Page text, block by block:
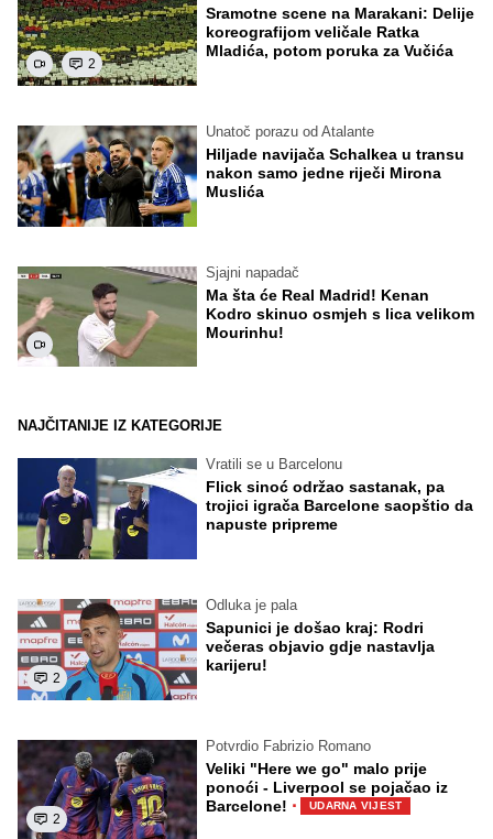
2
Sramotne scene na Marakani: Delije
koreografijom veličale Ratka
Mladića, potom poruka za Vučića
Unatoč porazu od Atalante
Hiljade navijača Schalkea u transu
nakon samo jedne riječi Mirona
Muslića
Sjajni napadač
Ma šta će Real Madrid! Kenan
Kodro skinuo osmjeh s lica velikom
Mourinhu!
NAJČITANIJE IZ KATEGORIJE
Vratili se u Barcelonu
Flick sinoć održao sastanak, pa
trojici igrača Barcelone saopštio da
napuste pripreme
2
Odluka je pala
Sapunici je došao kraj: Rodri
večeras objavio gdje nastavlja
karijeru!
2
Potvrdio Fabrizio Romano
Veliki "Here we go" malo prije
ponoći - Liverpool se pojačao iz
Barcelone! · UDARNA VIJEST